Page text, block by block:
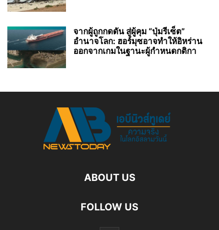
จากผู้ถูกกดดัน สู่ผู้คุม “ปุ่มรีเซ็ต”
อำนาจโลก: ฮอร์มุซอาจทำให้อิหร่าน
ออกจากเกมในฐานะผู้กำหนดกติกา
ABOUT US
FOLLOW US